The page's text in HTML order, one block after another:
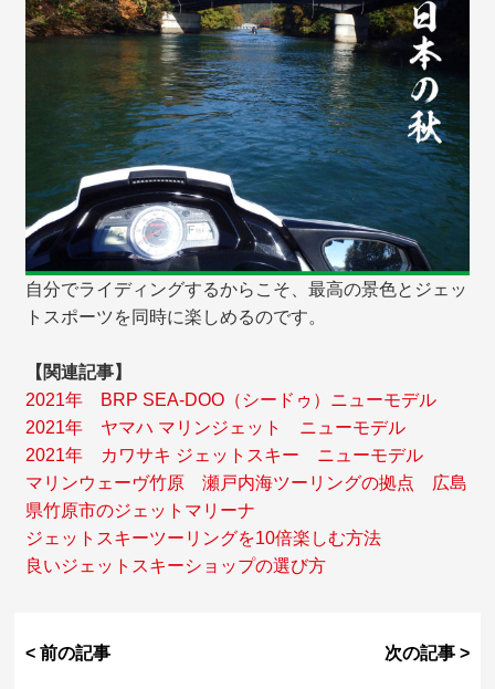
自分でライディングするからこそ、最高の景色とジェッ
トスポーツを同時に楽しめるのです。
【関連記事】
2021年 BRP SEA-DOO（シードゥ）ニューモデル
2021年 ヤマハ マリンジェット ニューモデル
2021年 カワサキ ジェットスキー ニューモデル
マリンウェーヴ竹原 瀬戸内海ツーリングの拠点 広島
県竹原市のジェットマリーナ
ジェットスキーツーリングを10倍楽しむ方法
良いジェットスキーショップの選び方
< 前の記事 次の記事 >